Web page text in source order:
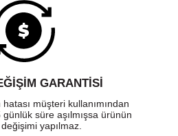
GARANTİSİ
müşteri kullanımından
süre aşılmışsa ürünün
yapılmaz.